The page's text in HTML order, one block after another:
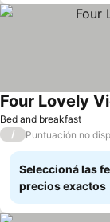
Bed and breakfast
Four Lovely
/ Puntuación no
Seleccioná las
precios exactos